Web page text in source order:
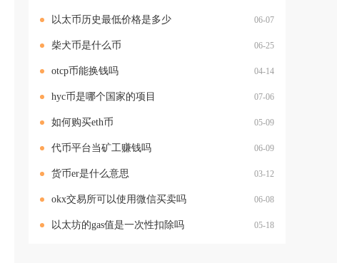
以太币历史最低价格是多少 06-07
柴犬币是什么币 06-25
otcp币能换钱吗 04-14
hyc币是哪个国家的项目 07-06
如何购买eth币 05-09
代币平台当矿工赚钱吗 06-09
货币er是什么意思 03-12
okx交易所可以使用微信买卖吗 06-08
以太坊的gas值是一次性扣除吗 05-18